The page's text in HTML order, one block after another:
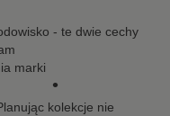
- te dwie cechy
marki
•
kolekcje nie